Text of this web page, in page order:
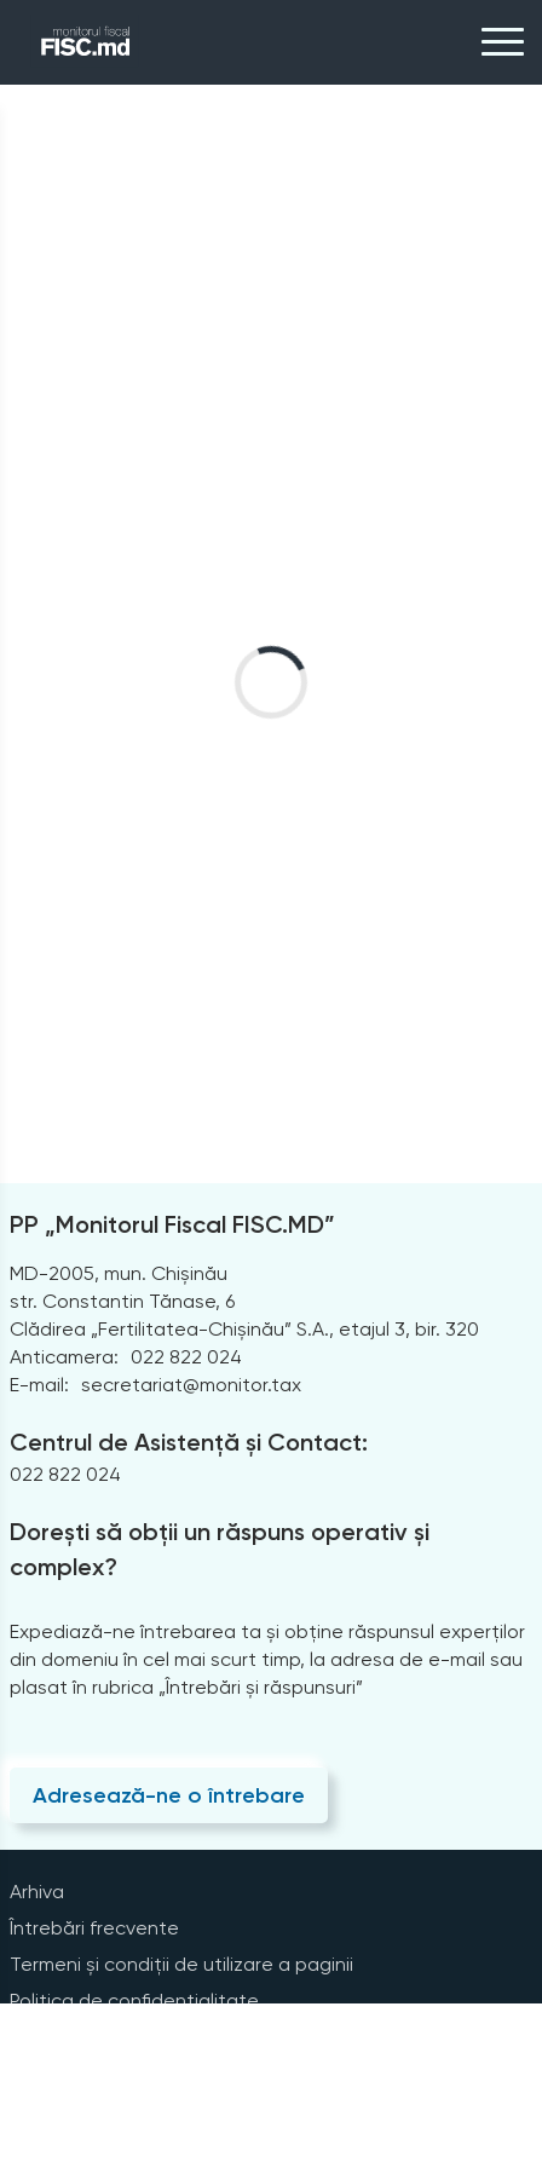
PP „Monitorul Fiscal FISC.MD”
MD-2005, mun. Chișinău
str. Constantin Tănase, 6
Clădirea „Fertilitatea-Chișinău” S.A., etajul 3, bir. 320
Anticamera:
022 822 024
E-mail: secretariat@monitor.tax
Centrul de Asistență și Contact:
022 822 024
Dorești să obții un răspuns operativ și
complex?
Expediază-ne întrebarea ta și obține răspunsul experților
din domeniu în cel mai scurt timp, la adresa de e-mail sau
plasat în rubrica „Întrebări și răspunsuri”
Adresează-ne o întrebare
Arhiva
Întrebări frecvente
Termeni și condiții de utilizare a paginii
Politica de confidențialitate